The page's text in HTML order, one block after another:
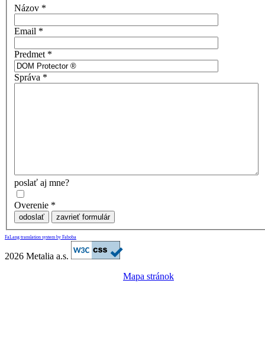
Názov *
Email *
Predmet *
Správa *
poslať aj mne?
Overenie *
odoslať zavrieť formulár
FaLang translation system by Faboba
2026 Metalia a.s.
Mapa stránok